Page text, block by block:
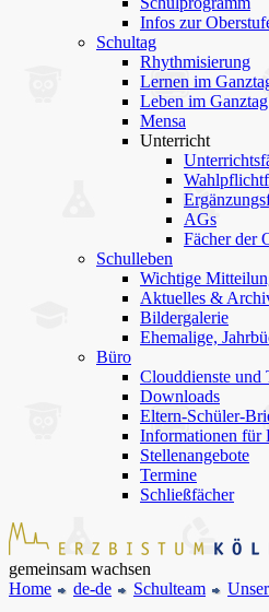
Infos zur
Schultag
Rhythmisierung
Lernen im
Leben im Ganztag
Mensa
Unterricht
AGs
Fächer der
Schulleben
Wichtige
Aktuelles &
Bildergalerie
Ehemalige,
Büro
Clouddienste und
Downloads
Eltern-Schüler-
Informationen für
Stellenangebote
Termine
Schließfächer
gemeinsam wachsen
Home
de-de Schulteam